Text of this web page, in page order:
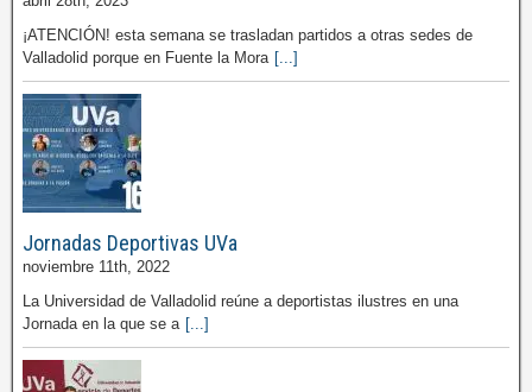
¡ATENCIÓN! esta semana se trasladan partidos a otras sedes de
Valladolid porque en Fuente la Mora [...]
Jornadas Deportivas UVa
noviembre 11th, 2022
La Universidad de Valladolid reúne a deportistas ilustres en una
Jornada en la que se a [...]